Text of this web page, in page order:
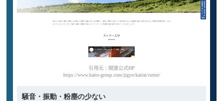
引用元：開渡公式HP
https://www.kaito-group.com/jigyo/kaitai/cutter/
騒音・振動・粉塵の少ない